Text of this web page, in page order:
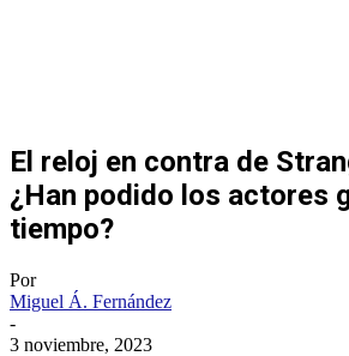
El reloj en contra de
¿Han podido los actores
tiempo?
Por
Miguel Á. Fernández
-
3 noviembre, 2023